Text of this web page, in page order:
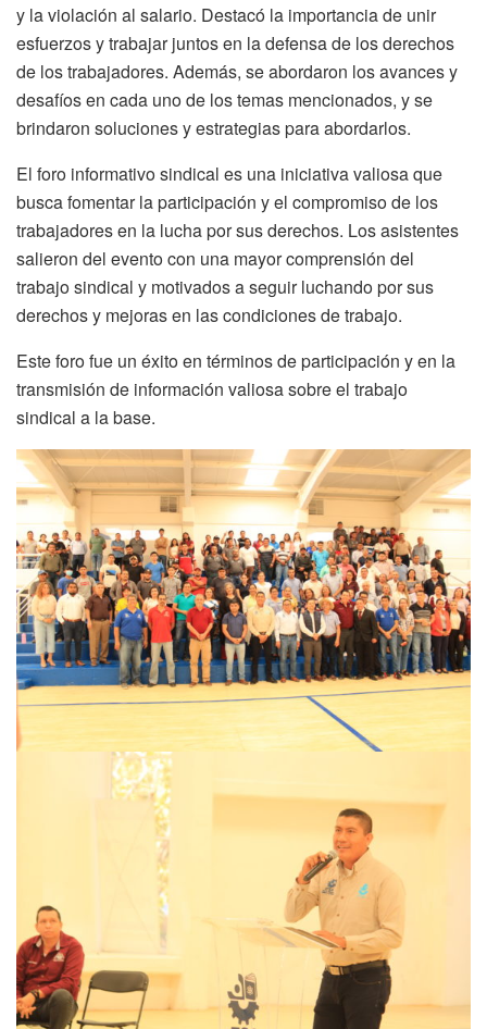
y la violación al salario. Destacó la importancia de unir
esfuerzos y trabajar juntos en la defensa de los derechos
de los trabajadores. Además, se abordaron los avances y
desafíos en cada uno de los temas mencionados, y se
brindaron soluciones y estrategias para abordarlos.
El foro informativo sindical es una iniciativa valiosa que
busca fomentar la participación y el compromiso de los
trabajadores en la lucha por sus derechos. Los asistentes
salieron del evento con una mayor comprensión del
trabajo sindical y motivados a seguir luchando por sus
derechos y mejoras en las condiciones de trabajo.
Este foro fue un éxito en términos de participación y en la
transmisión de información valiosa sobre el trabajo
sindical a la base.